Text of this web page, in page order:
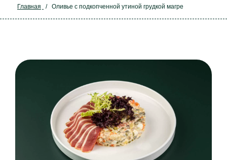
Главная / Оливье с подкопченной утиной грудкой магре